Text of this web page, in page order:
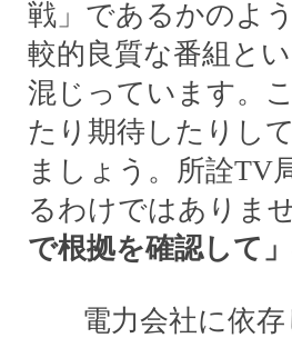
戦」であるかのよ
較的良質な番組と
混じっています。
たり期待したりし
ましょう。所詮TV
るわけではありませ
で根拠を確認して
電力会社に依